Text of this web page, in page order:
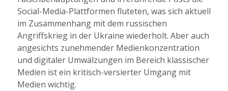
Social-Media-Plattformen fluteten, was sich aktuell
im Zusammenhang mit dem russischen
Angriffskrieg in der Ukraine wiederholt. Aber auch
angesichts zunehmender Medienkonzentration
und digitaler Umwälzungen im Bereich klassischer
Medien ist ein kritisch-versierter Umgang mit
Medien wichtig.